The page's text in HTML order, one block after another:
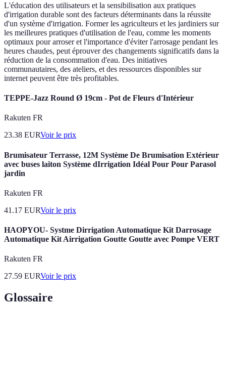
L'éducation des utilisateurs et la sensibilisation aux pratiques
d'irrigation durable sont des facteurs déterminants dans la réussite
d'un système d'irrigation. Former les agriculteurs et les jardiniers sur
les meilleures pratiques d'utilisation de l'eau, comme les moments
optimaux pour arroser et l'importance d'éviter l'arrosage pendant les
heures chaudes, peut éprouver des changements significatifs dans la
réduction de la consommation d'eau. Des initiatives
communautaires, des ateliers, et des ressources disponibles sur
internet peuvent être très profitables.
TEPPE-Jazz Round Ø 19cm - Pot de Fleurs d'Intérieur
Rakuten FR
23.38 EURVoir le prix
Brumisateur Terrasse, 12M Système De Brumisation Extérieur
avec buses laiton Système dIrrigation Idéal Pour Pour Parasol
jardin
Rakuten FR
41.17 EURVoir le prix
HAOPYOU- Systme Dirrigation Automatique Kit Darrosage
Automatique Kit Airrigation Goutte Goutte avec Pompe VERT
Rakuten FR
27.59 EURVoir le prix
Glossaire